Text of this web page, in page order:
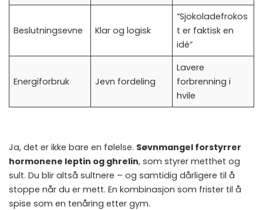
Beslutningsevne Klar og logisk
“Sjokoladefrokos
t er faktisk en
idé”
Energiforbruk Jevn fordeling
Lavere
forbrenning i
hvile
Ja, det er ikke bare en følelse. Søvnmangel forstyrrer
hormonene leptin og ghrelin, som styrer metthet og
sult. Du blir altså sultnere – og samtidig dårligere til å
stoppe når du er mett. En kombinasjon som frister til å
spise som en tenåring etter gym.